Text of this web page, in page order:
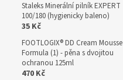
Staleks Minerální pilník EXPERT
100/180 (hygienicky baleno)
35 Kč
FOOTLOGIX® DD Cream Mousse
Formula (1) - pěna s dvojitou
ochranou 125ml
470 Kč